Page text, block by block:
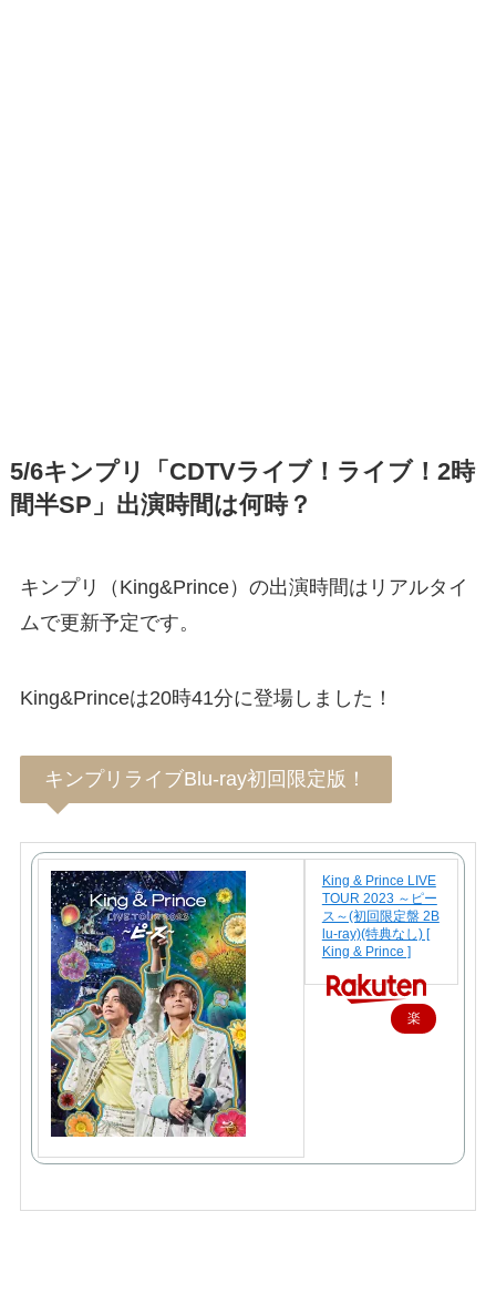
5/6キンプリ「CDTVライブ！ライブ！2時
間半SP」出演時間は何時？
キンプリ（King&Prince）の出演時間はリアルタイ
ムで更新予定です。
King&Princeは20時41分に登場しました！
キンプリライブBlu-ray初回限定版！
King & Prince LIVE
TOUR 2023 ～ピー
ス～(初回限定盤 2B
lu-ray)(特典なし) [
King & Prince ]
楽